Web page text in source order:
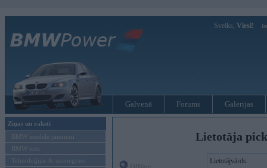
Sveiks, Viesi!
Galvenā Forums Galerijas
Ziņas un raksti
BMW modeļu jaunumi
BMW testi
Tehnoloģijas & sasniegumi
Lietotāja
Lietotājvārds: